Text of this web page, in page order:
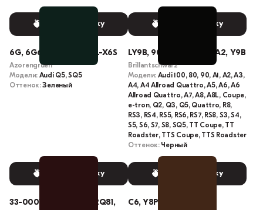
Выбрать краску Выбрать краску
6G, 6G6G, X6S, LX6S, L-X6S
Azorengruen
Модели: Audi Q5, SQ5
Оттенок:Зеленый
Выбрать краску
LY9B, 9004, A2, A1, A2A2, Y9B
Brillantschwarz
Модели: Audi 100, 80, 90, A1, A2, A3,
A4, A4 Allroad Quattro, A5, A6, A6
Allroad Quattro, A7, A8, A8L, Coupe,
e-tron, Q2, Q3, Q5, Quattro, R8,
RS3, RS4, RS5, RS6, RS7, RS8, S3, S4,
S5, S6, S7, S8, SQ5, TT Coupe, TT
Roadster, TTS Coupe, TTS Roadster
Оттенок: Черный
Выбрать краску
33-0001, LQ81, ALD092Q81,
C6, Y8P, LY8P, L-Y8P